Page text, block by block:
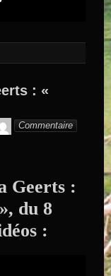
: «
GEGE DE
SAINTAND
Commentaire
Geerts :
du 8
: